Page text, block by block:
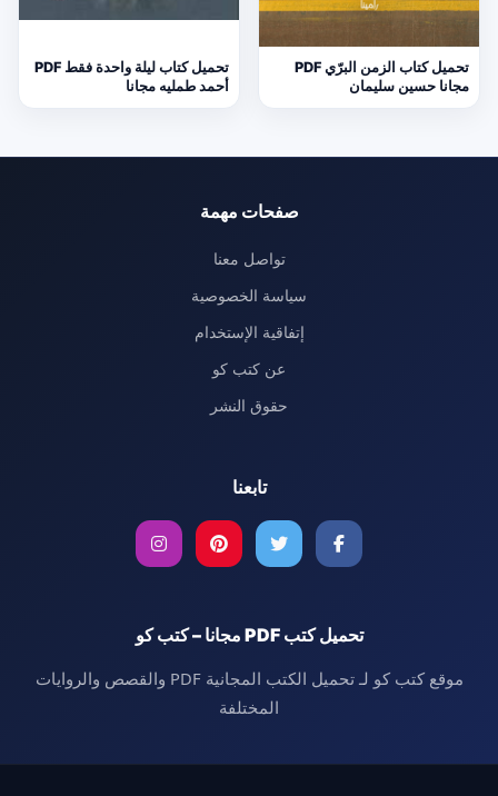
تحميل كتاب الزمن البرّي PDF
مجانا حسين سليمان
تحميل كتاب ليلة واحدة فقط PDF
أحمد طمليه مجانا
صفحات مهمة
تواصل معنا
سياسة الخصوصية
إتفاقية الإستخدام
عن كتب كو
حقوق النشر
تابعنا
تحميل كتب PDF مجانا – كتب كو
موقع كتب كو لـ تحميل الكتب المجانية PDF والقصص والروايات
المختلفة